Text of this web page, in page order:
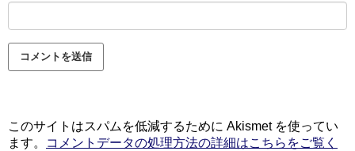
このサイトはスパムを低減するために Akismet を使ってい
ます。
コメントデータの処理方法の詳細はこちらをご覧く